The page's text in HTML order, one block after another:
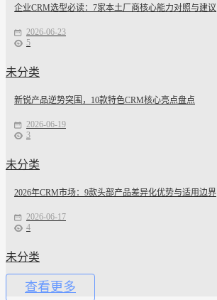
企业CRM选型必读：7家本土厂商核心能力对照与建议
2026-06-23
5
未分类
新锐产品逆势突围，10款特色CRM核心亮点盘点
2026-06-19
3
未分类
2026年CRM市场：9款头部产品差异化优势与适用边界
2026-06-17
4
未分类
查看更多